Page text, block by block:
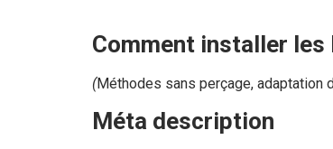
Comment installer
(Méthodes sans perçage, adaptation
Méta description